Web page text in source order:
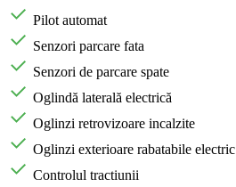
Pilot automat
Senzori parcare fata
Senzori de parcare spate
Oglindă laterală electrică
Oglinzi retrovizoare incalzite
Oglinzi exterioare rabatabile electric
Controlul tractiunii